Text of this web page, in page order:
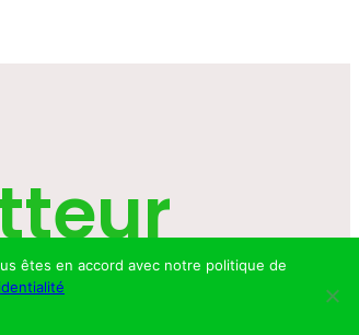
êtes en accord avec notre politique de